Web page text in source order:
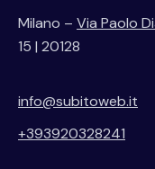
Milano – Via Paolo
15 | 20128
info@subitoweb.it
+393920328241